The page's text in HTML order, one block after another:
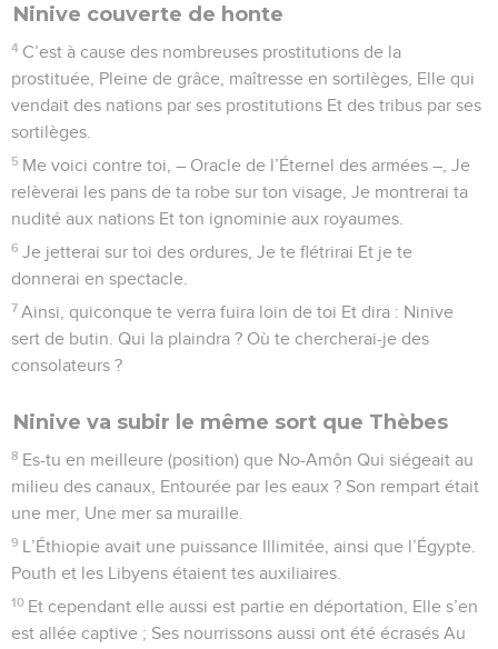
Ninive couverte de honte
4 C’est à cause des nombreuses prostitutions de la
prostituée, Pleine de grâce, maîtresse en sortilèges, Elle qui
vendait des nations par ses prostitutions Et des tribus par ses
sortilèges.
5 Me voici contre toi, – Oracle de l’Éternel des armées –, Je
relèverai les pans de ta robe sur ton visage, Je montrerai ta
nudité aux nations Et ton ignominie aux royaumes.
6 Je jetterai sur toi des ordures, Je te flétrirai Et je te
donnerai en spectacle.
7 Ainsi, quiconque te verra fuira loin de toi Et dira : Ninive
sert de butin. Qui la plaindra ? Où te chercherai-je des
consolateurs ?
Ninive va subir le même sort que Thèbes
8 Es-tu en meilleure (position) que No-Amôn Qui siégeait au
milieu des canaux, Entourée par les eaux ? Son rempart était
une mer, Une mer sa muraille.
9 L’Éthiopie avait une puissance Illimitée, ainsi que l’Égypte.
Pouth et les Libyens étaient tes auxiliaires.
10 Et cependant elle aussi est partie en déportation, Elle s’en
est allée captive ; Ses nourrissons aussi ont été écrasés Au